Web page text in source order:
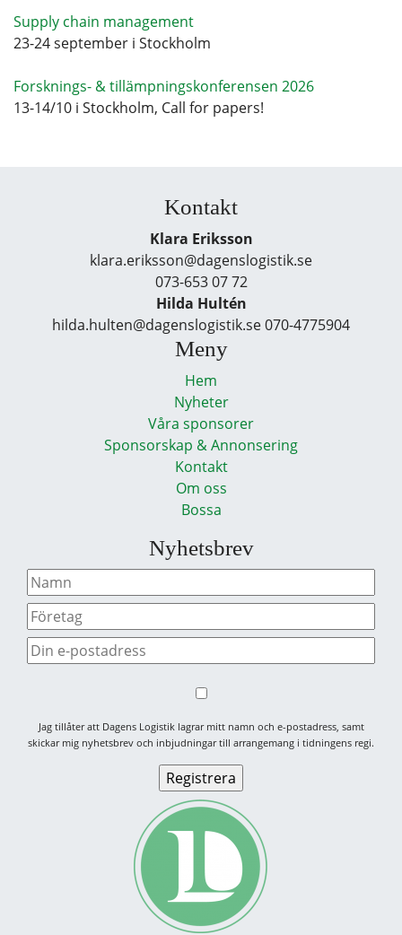
Supply chain management
23-24 september i Stockholm
Forsknings- & tillämpningskonferensen 2026
13-14/10 i Stockholm, Call for papers!
Kontakt
Klara Eriksson
klara.eriksson@dagenslogistik.se
073-653 07 72
Hilda Hultén
hilda.hulten@dagenslogistik.se 070-4775904
Meny
Hem
Nyheter
Våra sponsorer
Sponsorskap & Annonsering
Kontakt
Om oss
Bossa
Nyhetsbrev
Jag tillåter att Dagens Logistik lagrar mitt namn och e-postadress, samt
skickar mig nyhetsbrev och inbjudningar till arrangemang i tidningens regi.